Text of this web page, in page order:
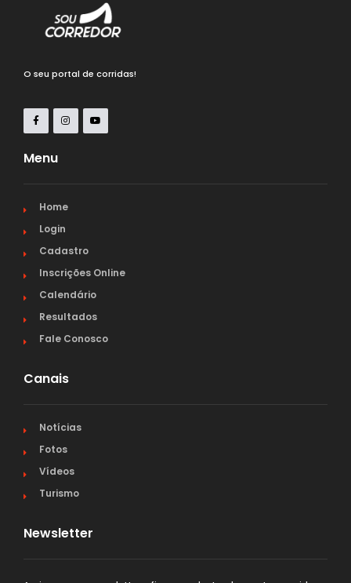
O seu portal de corridas!
Menu
Home
Login
Cadastro
Inscrições Online
Calendário
Resultados
Fale Conosco
Canais
Notícias
Fotos
Vídeos
Turismo
Newsletter